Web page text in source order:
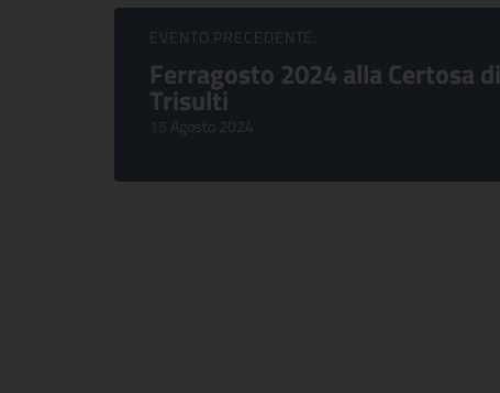
Sfoglia Eventi
EVENTO PRECEDENTE:
Ferragosto 2024 alla Certosa di
Trisulti
15 Agosto 2024